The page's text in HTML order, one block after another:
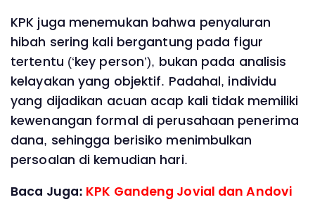
KPK juga menemukan bahwa penyaluran
hibah sering kali bergantung pada figur
tertentu (‘key person’), bukan pada analisis
kelayakan yang objektif. Padahal, individu
yang dijadikan acuan acap kali tidak memiliki
kewenangan formal di perusahaan penerima
dana, sehingga berisiko menimbulkan
persoalan di kemudian hari.
Baca Juga: KPK Gandeng Jovial dan Andovi